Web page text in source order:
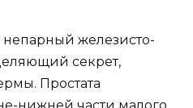
железисто-
секрет,
Простата